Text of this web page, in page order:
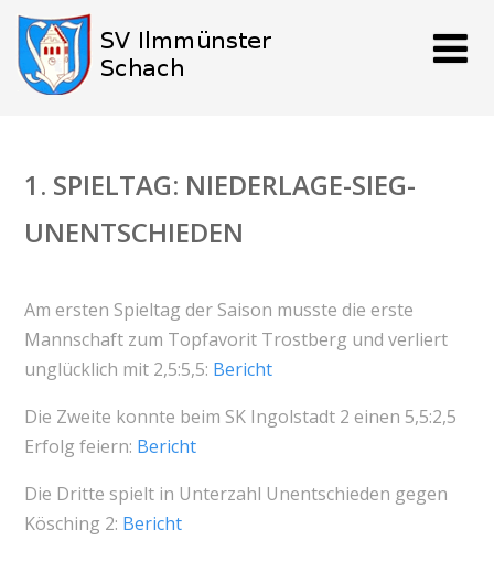
1. SPIELTAG: NIEDERLAGE-SIEG-
UNENTSCHIEDEN
Am ersten Spieltag der Saison musste die erste
Mannschaft zum Topfavorit Trostberg und verliert
unglücklich mit 2,5:5,5: Bericht
Die Zweite konnte beim SK Ingolstadt 2 einen 5,5:2,5
Erfolg feiern: Bericht
Die Dritte spielt in Unterzahl Unentschieden gegen
Kösching 2: Bericht